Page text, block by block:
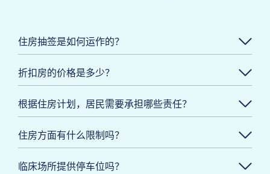
住房抽签是如何运作的？
折扣房的价格是多少？
根据住房计划，居民需要承担哪些责任？
住房方面有什么限制吗？
临床场所提供停车位吗？